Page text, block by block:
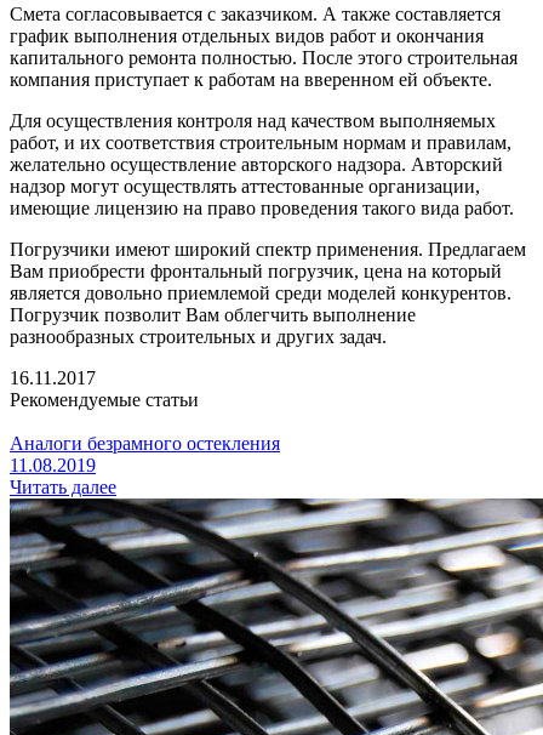
Смета согласовывается с заказчиком. А также составляется
график выполнения отдельных видов работ и окончания
капитального ремонта полностью. После этого строительная
компания приступает к работам на вверенном ей объекте.
Для осуществления контроля над качеством выполняемых
работ, и их соответствия строительным нормам и правилам,
желательно осуществление авторского надзора. Авторский
надзор могут осуществлять аттестованные организации,
имеющие лицензию на право проведения такого вида работ.
Погрузчики имеют широкий спектр применения. Предлагаем
Вам приобрести фронтальный погрузчик, цена на который
является довольно приемлемой среди моделей конкурентов.
Погрузчик позволит Вам облегчить выполнение
разнообразных строительных и других задач.
16.11.2017
Рекомендуемые статьи
Аналоги безрамного остекления
11.08.2019
Читать далее